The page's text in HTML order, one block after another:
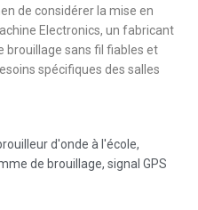
de considérer la mise en
Electronics, un fabricant
brouillage sans fil fiables et
spécifiques des salles
d'onde à l'école,
de brouillage, signal GPS